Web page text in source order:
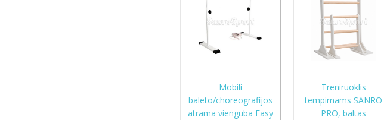
Mobili
baleto/choreografijos
atrama vienguba Easy
Treniruoklis
tempimams SANRO
PRO, baltas